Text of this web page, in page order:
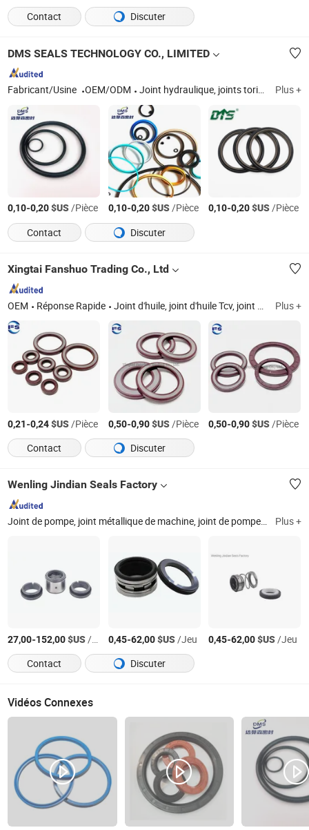
Contact
Discuter
DMS SEALS TECHNOLOGY CO., LIMITED
Fabricant/Usine OEM/ODM Joint hydraulique, joints toriques, joints en PTFE rempli, joint d'huile, joints énergisés par ressort, joints de piston, bande de guidage, joints collés, joints de raclage Plus +
0,10-0,20$US/Pièce 0,10-0,20$US/Pièce 0,10-0,20$US/Pièce
Contact
Discuter
Xingtai Fanshuo Trading Co., Ltd
OEM Réponse Rapide Joint d'huile, joint d'huile Tcv, joint d'huile Tb, joint d'huile Ta, joint d'huile SA, joint d'huile Sb, joint d'huile SBB, joint d'huile Tc, joint torique, joint d'huile Tcn Plus +
0,21-0,24$US/Pièce 0,50-0,90$US/Pièce 0,50-0,90$US/Pièce
Contact
Discuter
Wenling Jindian Seals Factory
Joint de pompe, joint métallique de machine, joint de pompe à eau, joint de pompe à eau automatique, joint d'arbre, joint à soufflet Plus +
27,00-152,00$US/Jeu 0,45-62,00$US/Jeu 0,45-62,00$US/Jeu
Contact
Discuter
Vidéos Connexes